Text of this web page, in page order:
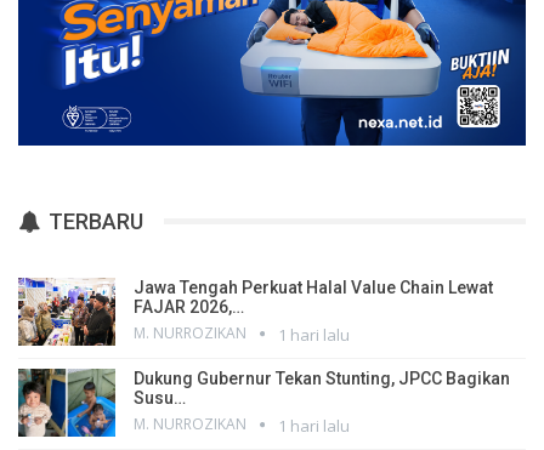
TERBARU
Jawa Tengah Perkuat Halal Value Chain Lewat
FAJAR 2026,…
M. NURROZIKAN 1 hari lalu
Dukung Gubernur Tekan Stunting, JPCC Bagikan
Susu…
M. NURROZIKAN 1 hari lalu